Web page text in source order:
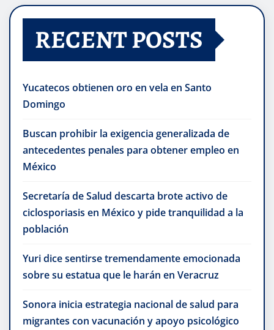
RECENT POSTS
Yucatecos obtienen oro en vela en Santo
Domingo
Buscan prohibir la exigencia generalizada de
antecedentes penales para obtener empleo en
México
Secretaría de Salud descarta brote activo de
ciclosporiasis en México y pide tranquilidad a la
población
Yuri dice sentirse tremendamente emocionada
sobre su estatua que le harán en Veracruz
Sonora inicia estrategia nacional de salud para
migrantes con vacunación y apoyo psicológico